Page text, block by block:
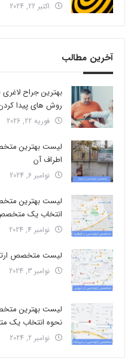
اکتبر 22, 2024
آخرین مطالب
روش های پیدا
فوریه 22, 2026
لیست بهترین
اطراف آن
نوامبر 6, 2024
لیست بهترین
انتخاب یک
نوامبر 4, 2024
لیست متخصص
نوامبر 3, 2024
لیست بهترین
نحوه انتخاب
نوامبر 2, 2024